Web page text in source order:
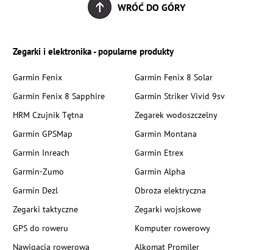
WRÓĆ DO GÓRY
Zegarki i elektronika - popularne produkty
Garmin Fenix
Garmin Fenix 8 Solar
Garmin Fenix 8 Sapphire
Garmin Striker Vivid 9sv
HRM Czujnik Tętna
Zegarek wodoszczelny
Garmin GPSMap
Garmin Montana
Garmin Inreach
Garmin Etrex
Garmin-Zumo
Garmin Alpha
Garmin Dezl
Obroża elektryczna
Zegarki taktyczne
Zegarki wojskowe
GPS do roweru
Komputer rowerowy
Nawigacja rowerowa
Alkomat Promiler